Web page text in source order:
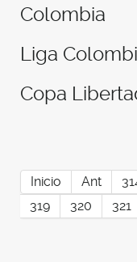
Colombia
Liga
Copa
Inicio Ant
319
320 321